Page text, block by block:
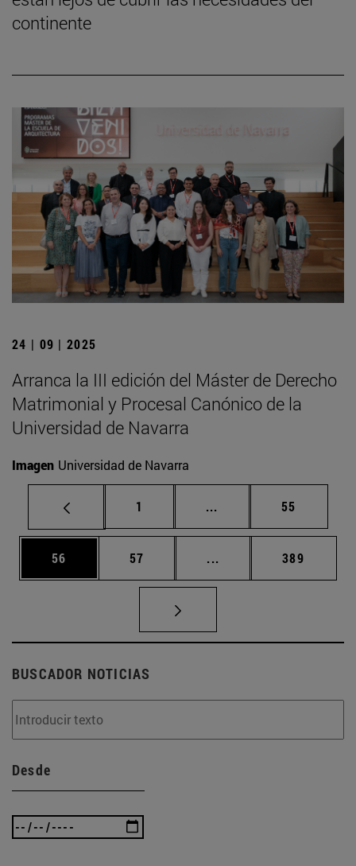
continente
24 | 09 | 2025
Arranca la III edición del Máster de Derecho
Matrimonial y Procesal Canónico de la
Universidad de Navarra
Imagen Universidad de Navarra
Página
1 ... Páginas intermedias
Página
55
Página
56 Página
57 ... Páginas intermedias
Página
389
BUSCADOR NOTICIAS
Desde